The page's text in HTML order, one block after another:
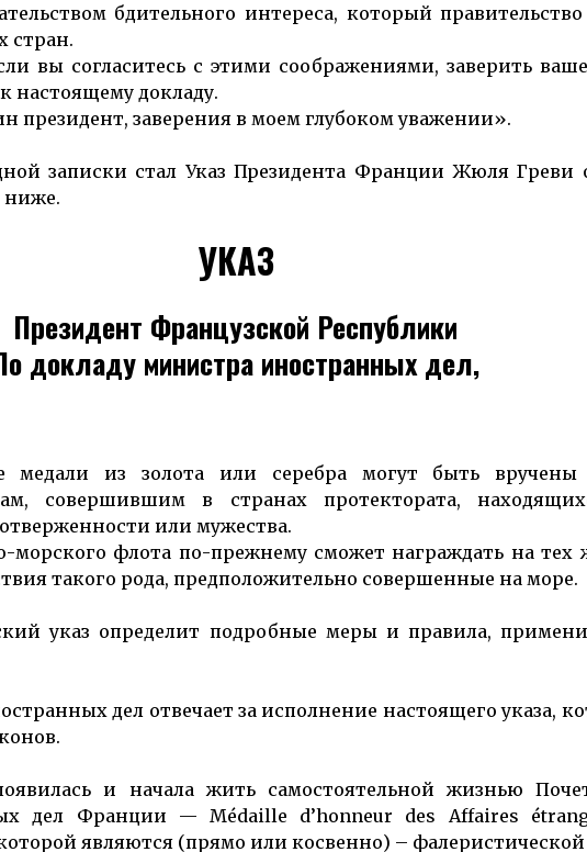
бдитель­ного интереса, кото­рый
стран.
вы согласитесь с этими соображениями, заверить
настоящему докладу.
президент, заверения в моем глубоком уважении».
записки стал Указ Президента Франции Жюля Греви
ниже.
УКАЗ
Президент Французской Республики
докладу министра иностранных дел,
из золота или серебра могут быть вручены
совершившим в странах протектората,
или мужества.
флота по-прежнему сможет награждать на тех
такого рода, предположительно совершенные на море.
указ определит подробные меры и правила,
дел отвечает за исполнение настоящего указа,
и начала жить самостоятельной жизнью
дел Франции — Médaille d’honneur des Affaires
являются (прямо или косвенно) –